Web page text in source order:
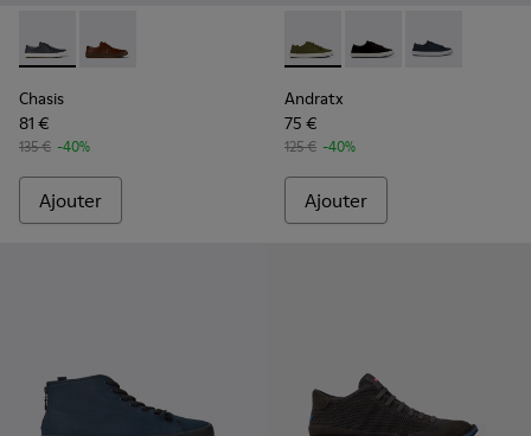
Chasis - K100836-011 - Chaussures en cuir bleues Pour
Chasis - K100836-016
Chasis
81 €
135 € -40%
Ajouter
Andratx - K100158-020 -
Andratx - K100158-
Andratx -
Andratx
75 €
125 € -40%
Ajouter